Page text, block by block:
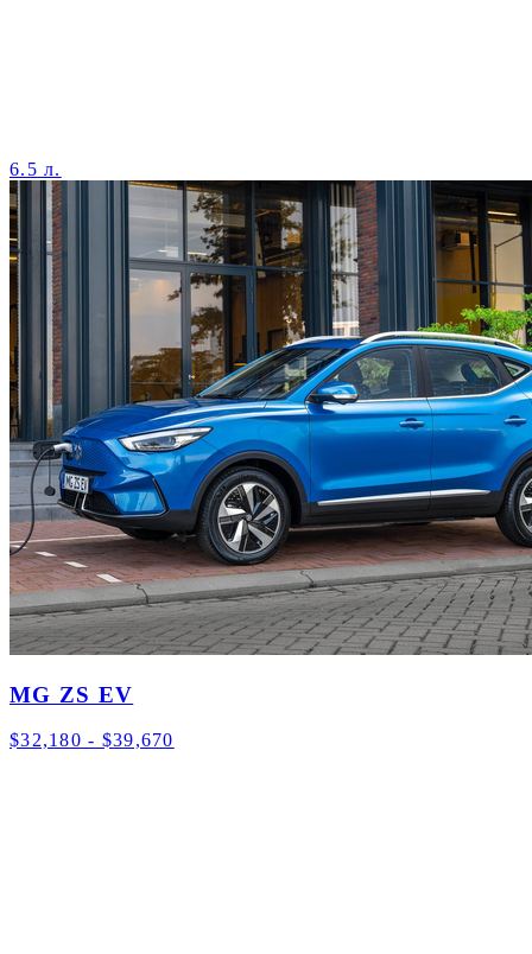
6.5 л.
MG ZS EV
$32,180 - $39,670